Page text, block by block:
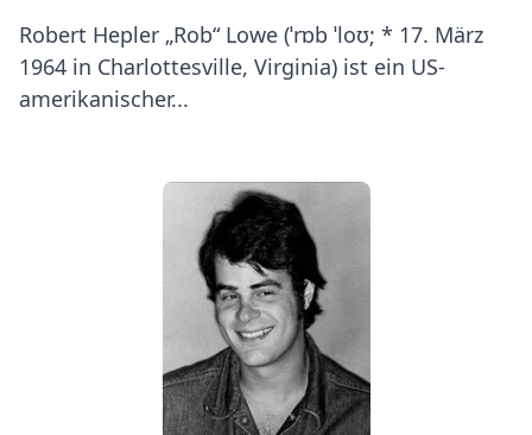
Robert Hepler „Rob“ Lowe (ˈrɒb ˈloʊ; * 17. März
1964 in Charlottesville, Virginia) ist ein US-
amerikanischer...